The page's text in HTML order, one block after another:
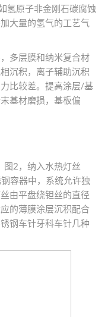
氢原子非金刚石碳腐蚀
大量的氢气的工艺气
多层膜和纳米复合材
沉积，离子辅助沉积
比较差。提高涂层/基
基材磨损，基板偏
图2，纳入水热灯丝
容器中，系统允许独
由平盘绕钽丝的直径
的薄膜涂层沉积配合
钢车针牙科车针几种